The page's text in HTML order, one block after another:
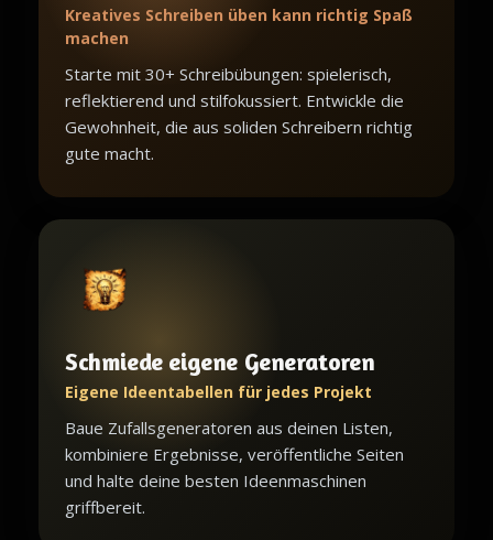
Kreatives Schreiben üben kann richtig Spaß
machen
Starte mit 30+ Schreibübungen: spielerisch,
reflektierend und stilfokussiert. Entwickle die
Gewohnheit, die aus soliden Schreibern richtig
gute macht.
Schmiede eigene Generatoren
Eigene Ideentabellen für jedes Projekt
Baue Zufallsgeneratoren aus deinen Listen,
kombiniere Ergebnisse, veröffentliche Seiten
und halte deine besten Ideenmaschinen
griffbereit.